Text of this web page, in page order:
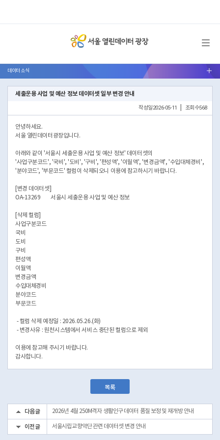
메뉴 열기
데이터 소식 서브메뉴 열기
세출운용 사업 및 예산 정보 데이터셋 일부 변경 안내
작성일2026-05-11 조회수568
안녕하세요.
서울 열린데이터광장입니다.
아래와 같이 '서울시 세출운용 사업 및 예산 정보' 데이터셋의
'사업구분코드', '국비', '도비', '구비', '편성액', '이월액', '변경금액', '수입대체경비',
'분야코드', '부문코드' 컬럼이 삭제되오니 이용에 참고하시기 바랍니다.
[변경 데이터셋]
OA-13269
서울시 세출운용 사업 및 예산 정보
[삭제 컬럼]
사업구분코드
국비
도비
구비
편성액
이월액
변경금액
수입대체경비
분야코드
부문코드
- 컬럼 삭제 예정일 : 2026.05.26.(화)
- 변경사유 : 원천시스템에서 서비스 중단된 컬럼으로 제외
이용에 참고해 주시기 바랍니다.
감사합니다. ​
목록
다음글 2026년 4월 250M격자 생활인구 데이터 품질 보정 및 재개방 안내
이전글 서울시립교향악단 관련 데이터셋 변경 안내